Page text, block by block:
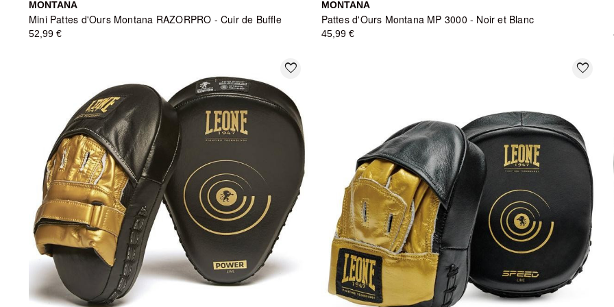
MONTANA
Mini Pattes d'Ours Montana RAZORPRO - Cuir de Buffle
52,99 €
MONTANA
Pattes d'Ours Montana MP 3000 - Noir et Blanc
45,99 €
favorite_border favorite_border